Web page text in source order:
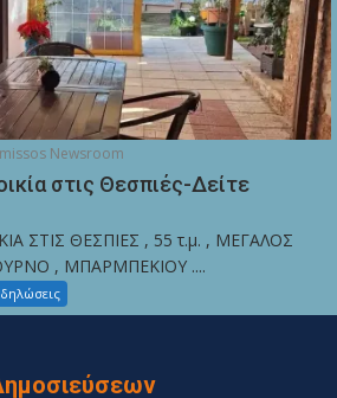
Newsroom
στις Θεσπιές-Δείτε
ΣΤΙΣ ΘΕΣΠΙΕΣ , 55 τ.μ. , ΜΕΓΑΛΟΣ
, ΜΠΑΡΜΠΕΚΙΟΥ ....